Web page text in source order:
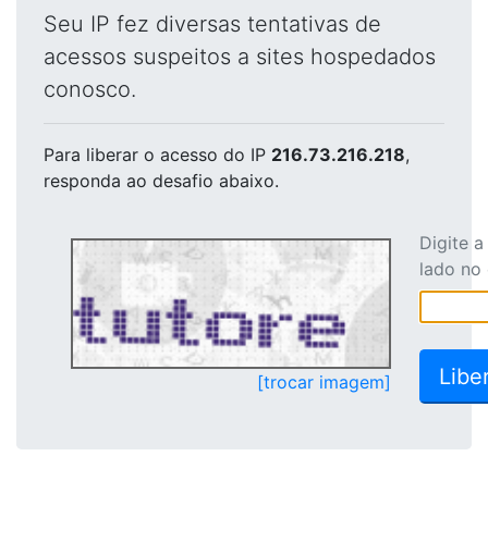
Seu IP fez diversas tentativas de
acessos suspeitos a sites hospedados
conosco.
Para liberar o acesso do IP 216.73.216.218,
responda ao desafio abaixo.
[trocar imagem]
Digite
lado no